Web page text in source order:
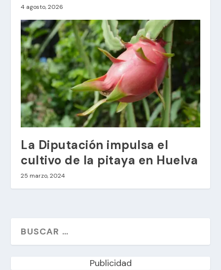
4 agosto, 2026
La Diputación impulsa el
cultivo de la pitaya en Huelva
25 marzo, 2024
Publicidad